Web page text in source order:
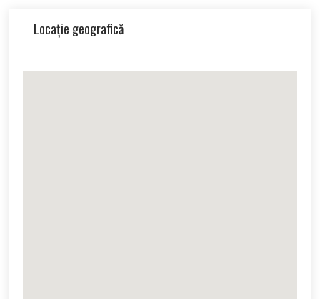
Locație geografică